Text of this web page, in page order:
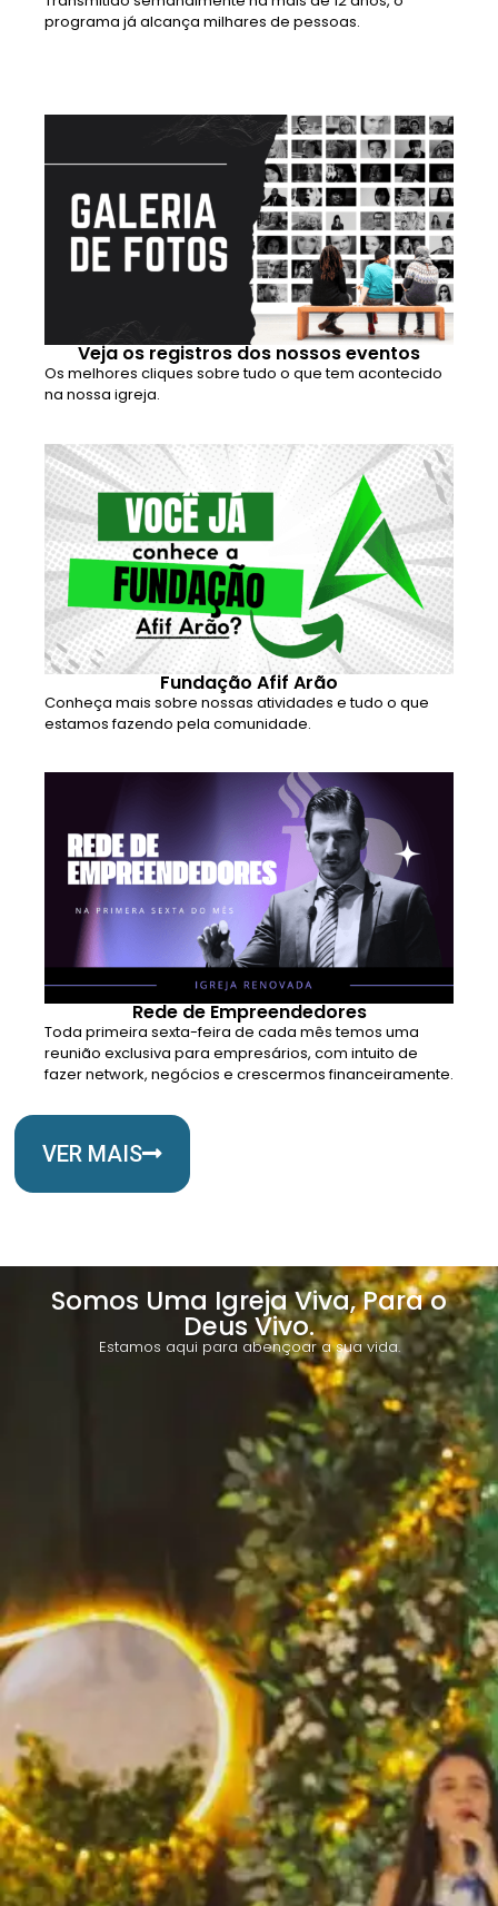
programa já alcança milhares de pessoas.
Veja os registros dos nossos eventos
Os melhores cliques sobre tudo o que tem acontecido
na nossa igreja.
Fundação Afif Arão
Conheça mais sobre nossas atividades e tudo o que
estamos fazendo pela comunidade.
Rede de Empreendedores
Toda primeira sexta-feira de cada mês temos uma
reunião exclusiva para empresários, com intuito de
fazer network, negócios e crescermos financeiramente.
VER MAIS
Somos Uma Igreja Viva, Para o
Deus Vivo.
Estamos aqui para abençoar a sua vida.